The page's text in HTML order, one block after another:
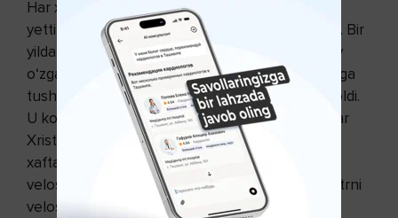
Har xaftada u 36 soatlik, keyinroq esa bir marta
yetti kunlik va bir marta o‘n kunlik ochlikka o‘tdi. Bir
yildan keyin bu kishini bazo‘r tanirdingiz. Bunday
o‘zgarishdan uning oilasi va do‘stlari xam hayratga
tushdilar. Uning bo‘g‘inlari xarakatchan bo‘lib qoldi.
U ko‘p yillar suvda suzmagan bo‘lsa xam, yoshlar
Xristion assotsiatsiyasiga a’zo bo‘lib kirdi va
xaftasiga 2-3 kun cho‘milib turdi. U ko‘p vaqt
velosipedda yurmagandi va endi ko‘plab kilometrni
velosipedda bemalol bosib o‘tardi. Xotini bilan